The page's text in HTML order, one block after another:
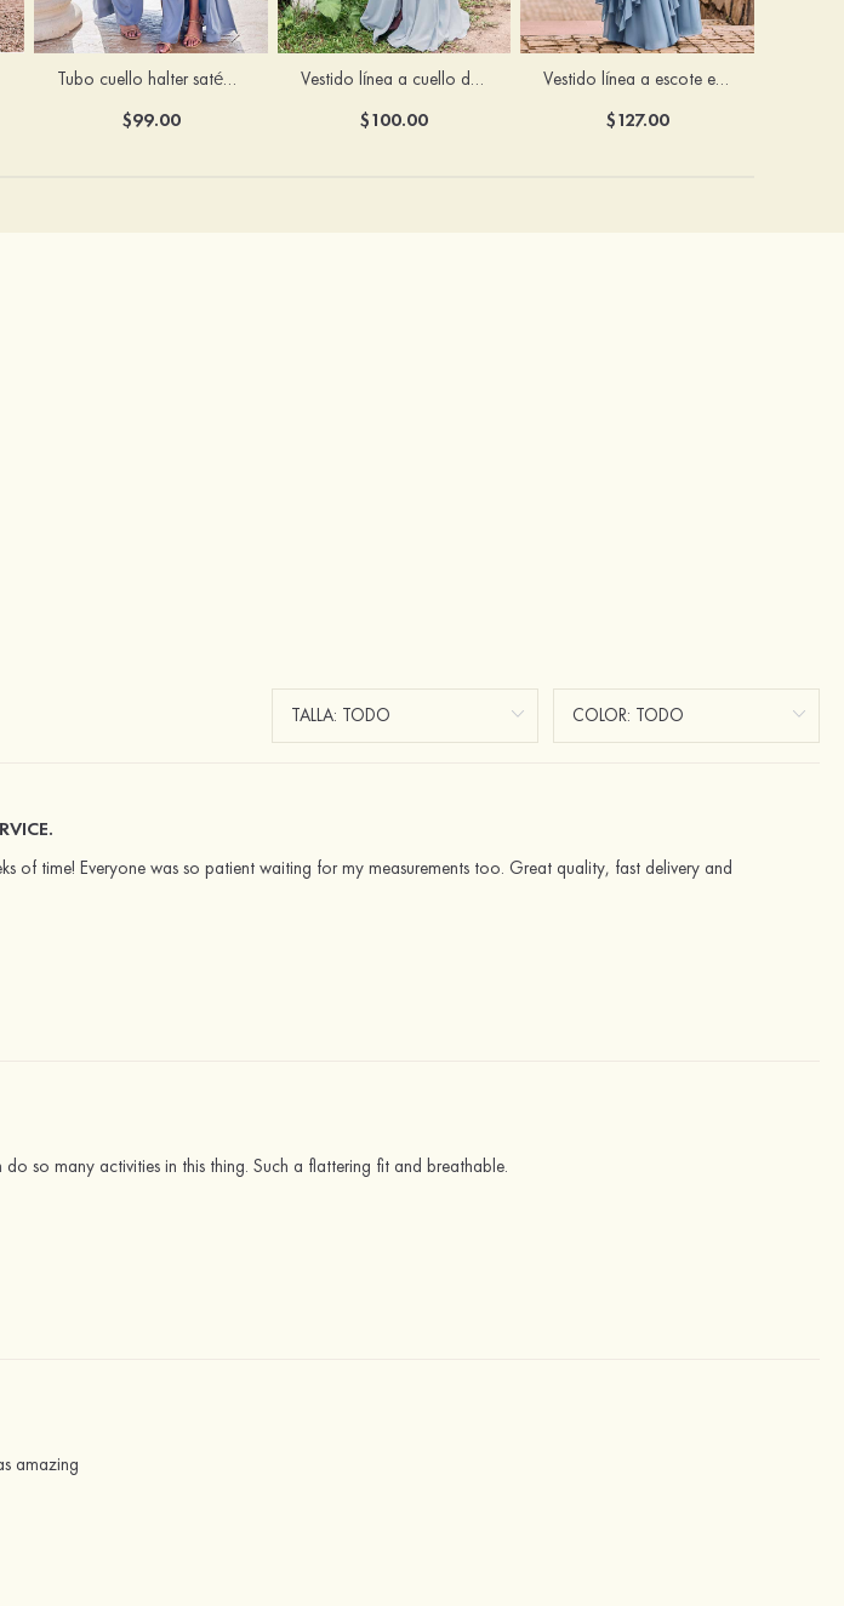
Tubo cuello halter satén elástico hasta el suelo vestido de dama de honor
$99.00
Vestido línea a cuello de corazón gasa hasta el suelo vestido de dama de honor
$100.00
Vestido línea a escote en v gasa hasta el suelo vestido de dama de honor
$127.00
of time! Everyone was so patient waiting for my measurements too. Great quality, fast delivery and
so many activities in this thing. Such a flattering fit and breathable.
amazing